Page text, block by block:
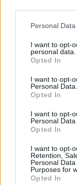
Please note that
not limited to your
grant or deny
use your data for
consent section.
Personal
I want to opt-
personal data.
Opted In
I want to opt-
Personal Data.
Opted In
I want to opt-
Personal Data
Opted In
I want to opt-
Retention,
Personal
Purposes for
Opted In
Ο Γιώργος
Ο Σον Τζέιμς
ξεκαθάρισε πως ο
να παίξει στο